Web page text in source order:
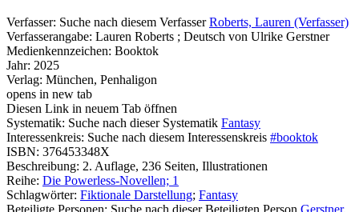
Verfasser: Suche nach diesem Verfasser Roberts, Lauren (Verfasser)
Verfasserangabe: Lauren Roberts ; Deutsch von Ulrike Gerstner
Medienkennzeichen: Booktok
Jahr: 2025
Verlag: München, Penhaligon
opens in new tab
Diesen Link in neuem Tab öffnen
Systematik: Suche nach dieser Systematik Fantasy
Interessenkreis: Suche nach diesem Interessenskreis #booktok
ISBN: 376453348X
Beschreibung: 2. Auflage, 236 Seiten, Illustrationen
Reihe: Die Powerless-Novellen; 1
Schlagwörter: Fiktionale Darstellung; Fantasy
Beteiligte Personen: Suche nach dieser Beteiligten Person Gerstner,